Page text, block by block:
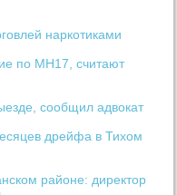
наркотиками
по MH17, считают
сообщил адвокат
дрейфа в Тихом
районе: директор